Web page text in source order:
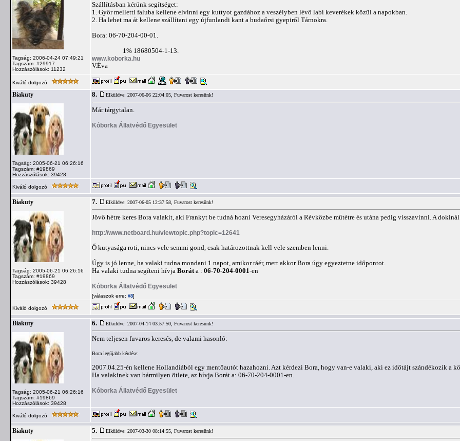
Tagság: 2006-04-24 07:49:21
Tagszám: #29917
Hozzászólások: 11232
Szállításban kérünk segítséget:
1. Győr melletti faluba kellene elvinni egy kuttyot gazdához a veszélyben lévő labi keverékek közül a napokban.
2. Ha lehet ma át kellene szállítani egy újfunlandi kant a budaőrsi gyepiről Tárnokra.
Bora: 06-70-204-00-01.
1% 18680504-1-13.
www.koborka.hu
V.Éva
Kiváló dolgozó
Biakuty
Tagság: 2005-06-21 06:26:16
Tagszám: #19869
Hozzászólások: 39428
8. Elküldve: 2007-06-06 22:04:05, Fuvarost keresünk!
Már tárgytalan.
Kóborka Állatvédő Egyesület
Kiváló dolgozó
Biakuty
Tagság: 2005-06-21 06:26:16
Tagszám: #19869
Hozzászólások: 39428
7. Elküldve: 2007-06-05 12:37:58, Fuvarost keresünk!
Jövő hétre keres Bora valakit, aki Frankyt be tudná hozni Veresegyházáról a Révközbe műtétre és utána pedig visszavinni. A
http://www.netboard.hu/viewtopic.php?topic=12641
Ő kutyasága roti, nincs vele semmi gond, csak határozottnak kell vele szemben lenni.
Úgy is jó lenne, ha valaki tudna mondani 1 napot, amikor ráér, mert akkor Bora úgy egyeztetne időpontot.
Ha valaki tudna segíteni hívja Borát a : 06-70-204-0001-en
Kóborka Állatvédő Egyesület
[válaszok erre: #8]
Kiváló dolgozó
Biakuty
Tagság: 2005-06-21 06:26:16
Tagszám: #19869
Hozzászólások: 39428
6. Elküldve: 2007-04-14 03:57:50, Fuvarost keresünk!
Nem teljesen fuvaros keresés, de valami hasonló:
Bora legújabb kérdése:
2007.04.25-én kellene Hollandiából egy mentőautót hazahozni. Azt kérdezi Bora, hogy van-e valaki, aki ez időtájt szándékozik a
Ha valakinek van bármilyen ötlete, az hívja Borát a: 06-70-204-0001-en.
Kóborka Állatvédő Egyesület
Kiváló dolgozó
Biakuty 5. Elküldve: 2007-03-30 08:14:55, Fuvarost keresünk!